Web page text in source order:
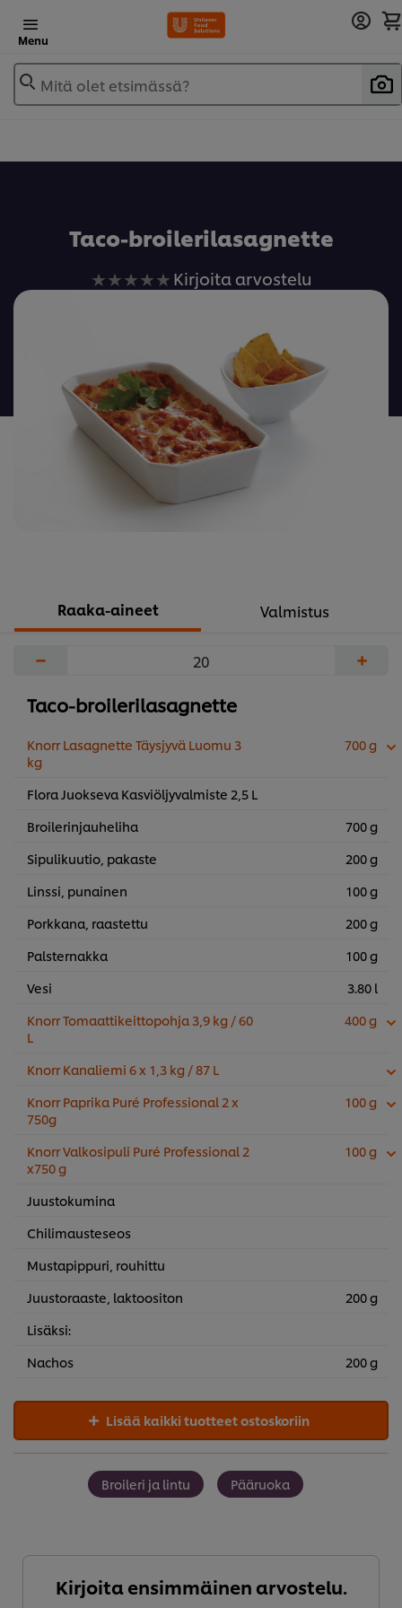
Menu
Mitä olet etsimässä?
Taco-broilerilasagnette
Ei
recipe
Kirjoita arvostelu
Raaka-aineet Valmistus
− +
Taco-broilerilasagnette
Knorr Lasagnette Täysjyvä Luomu 3
kg
700 g
Flora Juokseva Kasviöljyvalmiste 2,5 L
Broilerinjauheliha
700 g
Sipulikuutio, pakaste
200 g
Linssi, punainen
100 g
Porkkana, raastettu
200 g
Palsternakka
100 g
Vesi
3.80 l
Knorr Tomaattikeittopohja 3,9 kg / 60
L
400 g
Knorr Kanaliemi 6 x 1,3 kg / 87 L
Knorr Paprika Puré Professional 2 x
750g
100 g
Knorr Valkosipuli Puré Professional 2
x750 g
100 g
Juustokumina
Chilimausteseos
Mustapippuri, rouhittu
Juustoraaste, laktoositon
200 g
Lisäksi:
Nachos
200 g
Lisää kaikki tuotteet ostoskoriin
Broileri ja lintu Pääruoka
Kirjoita ensimmäinen arvostelu.